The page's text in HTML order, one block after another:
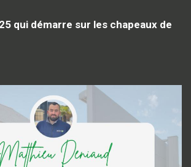
qui démarre sur les chapeaux de